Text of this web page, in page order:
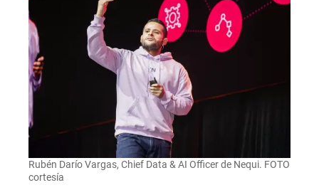
Rubén Darío Vargas, Chief Data & AI Officer de Nequi. FOTO
cortesía